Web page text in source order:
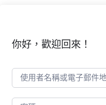
你好，歡迎回來！